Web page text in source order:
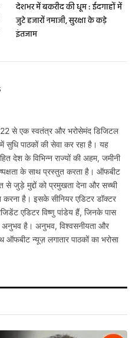
देशभर में बकरीद की धूम : ईदगाहों में
जुटे हजारों नमाजी, सुरक्षा के कड़े
इंतजाम
से एक स्वतंत्र और भरोसेमंद डिजिटल
सुधि पाठकों की सेवा कर रहा है। यह
देश के विभिन्न राज्यों की अहम, जमीनी
के साथ प्रस्तुत करता है। ऑफबीट
से जुड़े मुद्दों को प्रमुखता देना और सच्ची
करना है। इसके सीनियर एडिटर डॉक्टर
एडिटर विष्णु पांडेय हैं, जिनके पास
अनुभव है। अनुभव, विश्वसनीयता और
न्यूज़ लगातार पाठकों का भरोसा